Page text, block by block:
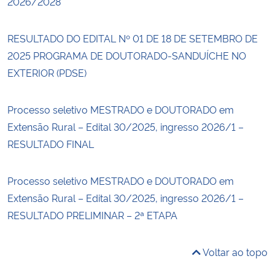
RESULTADO DO EDITAL Nº 01 DE 18 DE SETEMBRO DE
2025 PROGRAMA DE DOUTORADO-SANDUÍCHE NO
EXTERIOR (PDSE)
Processo seletivo MESTRADO e DOUTORADO em
Extensão Rural – Edital 30/2025, ingresso 2026/1 –
RESULTADO FINAL
Processo seletivo MESTRADO e DOUTORADO em
Extensão Rural – Edital 30/2025, ingresso 2026/1 –
RESULTADO PRELIMINAR – 2ª ETAPA
Voltar ao topo